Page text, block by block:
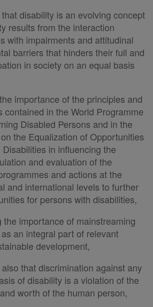
[-]
[-]
[-]
[-]
[-]
disability is an evolving concept
results from the interaction
with impairments and attitudinal
barriers that hinders their full and
in society on an equal basis
importance of the principles and
contained in the World Programme
Disabled Persons and in the
the Equalization of Opportunities
in influencing the
and evaluation of the
and actions at the
and international levels to further
for persons with disabilities,
the importance of mainstreaming
an integral part of relevant
development,
that discrimination against any
of disability is a violation of the
worth of the human person,